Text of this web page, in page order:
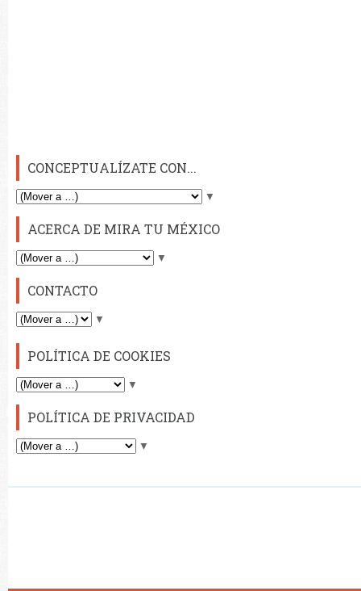
CONCEPTUALÍZATE CON...
▼
ACERCA DE MIRA TU MÉXICO
▼
CONTACTO
▼
POLÍTICA DE COOKIES
▼
POLÍTICA DE PRIVACIDAD
▼